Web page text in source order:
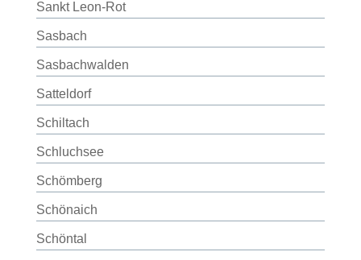
Sankt Leon-Rot
Sasbach
Sasbachwalden
Satteldorf
Schiltach
Schluchsee
Schömberg
Schönaich
Schöntal